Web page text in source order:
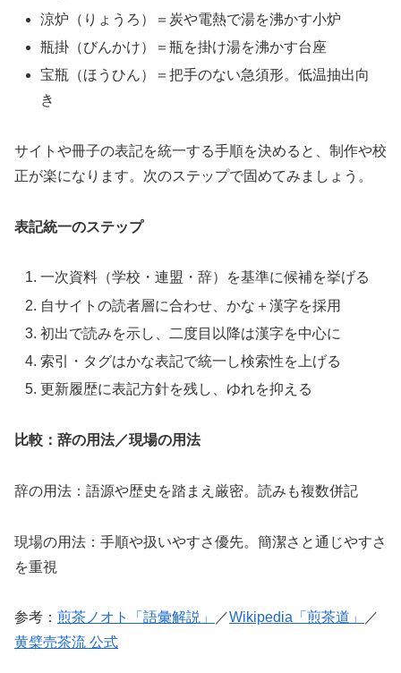
涼炉（りょうろ）＝炭や電熱で湯を沸かす小炉
瓶掛（びんかけ）＝瓶を掛け湯を沸かす台座
宝瓶（ほうひん）＝把手のない急須形。低温抽出向
き
サイトや冊子の表記を統一する手順を決めると、制作や校
正が楽になります。次のステップで固めてみましょう。
表記統一のステップ
一次資料（学校・連盟・辞）を基準に候補を挙げる
自サイトの読者層に合わせ、かな＋漢字を採用
初出で読みを示し、二度目以降は漢字を中心に
索引・タグはかな表記で統一し検索性を上げる
更新履歴に表記方針を残し、ゆれを抑える
比較：辞の用法／現場の用法
辞の用法：語源や歴史を踏まえ厳密。読みも複数併記
現場の用法：手順や扱いやすさ優先。簡潔さと通じやすさ
を重視
参考： 煎茶ノオト「語彙解説」 ／Wikipedia「煎茶道」
／
黄檗売茶流 公式